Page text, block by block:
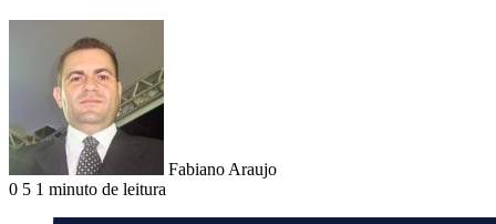
Fabiano Araujo
0 5 1 minuto de leitura